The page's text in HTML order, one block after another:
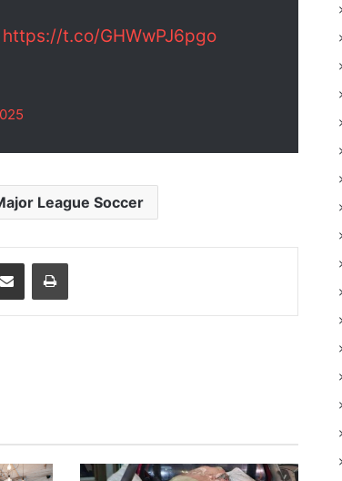
https://t.co/GHWwPJ6pgo
League Soccer
Enviar vía email Imprimir